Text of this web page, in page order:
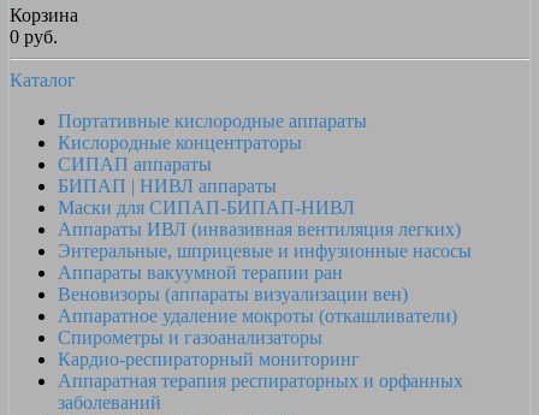
Корзина
0 руб.
Каталог
Портативные кислородные аппараты
Кислородные концентраторы
СИПАП аппараты
БИПАП | НИВЛ аппараты
Маски для СИПАП-БИПАП-НИВЛ
Аппараты ИВЛ (инвазивная вентиляция легких)
Энтеральные, шприцевые и инфузионные насосы
Аппараты вакуумной терапии ран
Веновизоры (аппараты визуализации вен)
Аппаратное удаление мокроты (откашливатели)
Спирометры и газоанализаторы
Кардио-респираторный мониторинг
Аппаратная терапия респираторных и орфанных
заболеваний